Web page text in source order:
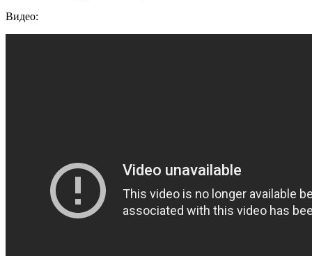
Видео: